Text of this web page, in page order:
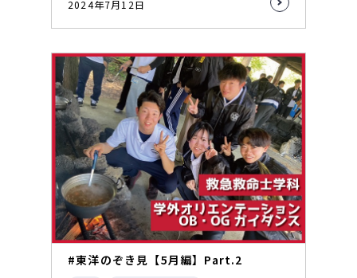
2024年7月12日
#東洋のぞき見【5月編】Part.2